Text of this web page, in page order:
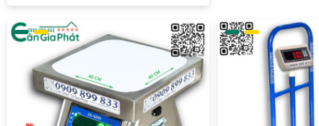
Cân điện tử cân sầu riêng inox DS-166SS 100kg 200kg
đáp ứng toàn bộ chuỗi giá trị của ngành sầu riêng, từ
xuất khẩu. Mỗi giai đoạn có yêu cầu riêng về tải trọng, độ
cân và khả năng chống nước, chống lạnh.
Cân sầu riêng nhà vườn và vựa thu mua